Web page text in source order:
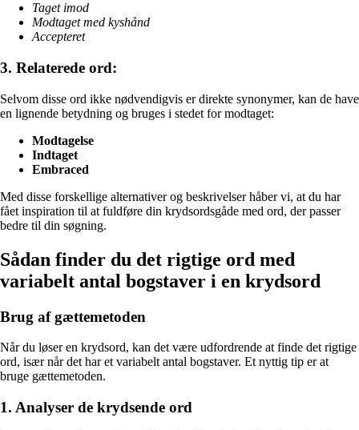
Taget imod
Modtaget med kyshånd
Accepteret
3. Relaterede ord:
Selvom disse ord ikke nødvendigvis er direkte synonymer, kan de have
en lignende betydning og bruges i stedet for modtaget:
Modtagelse
Indtaget
Embraced
Med disse forskellige alternativer og beskrivelser håber vi, at du har
fået inspiration til at fuldføre din krydsordsgåde med ord, der passer
bedre til din søgning.
Sådan finder du det rigtige ord med
variabelt antal bogstaver i en krydsord
Brug af gættemetoden
Når du løser en krydsord, kan det være udfordrende at finde det rigtige
ord, især når det har et variabelt antal bogstaver. Et nyttig tip er at
bruge gættemetoden.
1. Analyser de krydsende ord